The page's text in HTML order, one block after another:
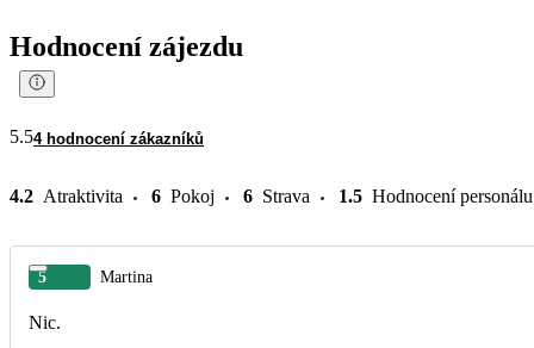
Hodnocení zájezdu
5.54 hodnocení zákazníků
4.2 Atraktivita 6 Pokoj 6 Strava 1.5 Hodnocení personálu
5 Martina
Nic.